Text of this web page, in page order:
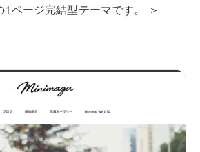
ページ完結型テーマです。 ＞